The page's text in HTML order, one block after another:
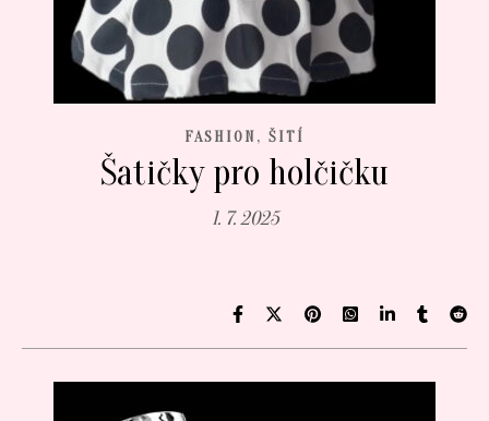
FASHION, ŠITÍ
Šatičky pro holčičku
1. 7. 2025